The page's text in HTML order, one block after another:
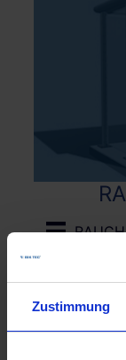
Zustimmung